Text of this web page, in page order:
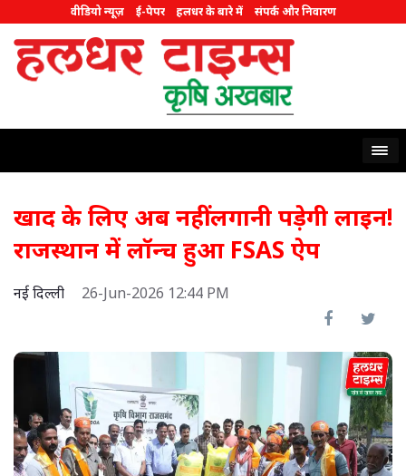
वीडियो न्यूज़ ई-पेपर हलधर के बारे में संपर्क और निवारण
खाद के लिए अब नहीं लगानी पड़ेगी लाइन!
राजस्थान में लॉन्च हुआ FSAS ऐप
नई दिल्ली 26-Jun-2026 12:44 PM